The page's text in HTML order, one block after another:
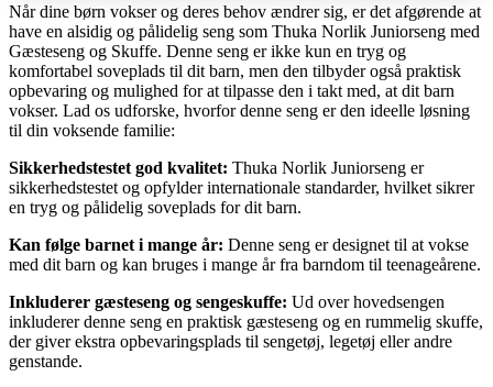
Når dine børn vokser og deres behov ændrer sig, er det afgørende at
have en alsidig og pålidelig seng som Thuka Norlik Juniorseng med
Gæsteseng og Skuffe. Denne seng er ikke kun en tryg og
komfortabel soveplads til dit barn, men den tilbyder også praktisk
opbevaring og mulighed for at tilpasse den i takt med, at dit barn
vokser. Lad os udforske, hvorfor denne seng er den ideelle løsning
til din voksende familie:
Sikkerhedstestet god kvalitet: Thuka Norlik Juniorseng er
sikkerhedstestet og opfylder internationale standarder, hvilket sikrer
en tryg og pålidelig soveplads for dit barn.
Kan følge barnet i mange år: Denne seng er designet til at vokse
med dit barn og kan bruges i mange år fra barndom til teenageårene.
Inkluderer gæsteseng og sengeskuffe: Ud over hovedsengen
inkluderer denne seng en praktisk gæsteseng og en rummelig skuffe,
der giver ekstra opbevaringsplads til sengetøj, legetøj eller andre
genstande.